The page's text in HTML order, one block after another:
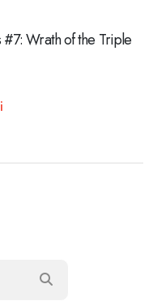
#7: Wrath of the Triple